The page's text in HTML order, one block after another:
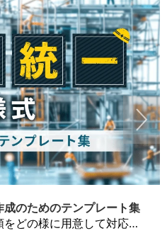
のためのテンプレート集
建設工事に関わる安全書類をどの様に用意して対応するか？関連書式テンプレートから書き方の注意点などの役立つコラムをbizoceanがお届けします。